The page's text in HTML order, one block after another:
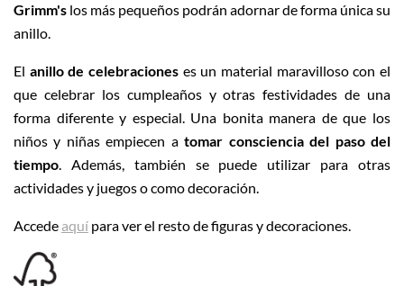
Grimm's los más pequeños podrán adornar de forma única su
anillo.
El anillo de celebraciones es un material maravilloso con el
que celebrar los cumpleaños y otras festividades de una
forma diferente y especial. Una bonita manera de que los
niños y niñas empiecen atomar consciencia del paso del
tiempo. Además, también se puede utilizar para otras
actividades y juegos o como decoración.
Accede aquí para ver el resto de figuras y decoraciones.